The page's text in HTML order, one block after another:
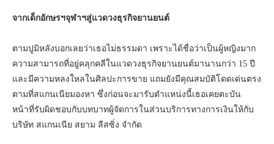
จากเด็กอักษรฯจุฬาฯสู่แวดวงธุรกิจยานยนต์
ตามปูมิหลังบอกเลยว่าเธอไม่ธรรมดา เพราะได้ชื่อว่าเป็นผู้หญิงมาก
ความสามารถที่อยู่คลุกคลีในแวดวงธุรกิจยานยนต์มานานกว่า 15 ปี
และมีความหลงใหลในศิลปะการขาย แถมยังมีคุณสมบัติโดดเด่นตรง
ตามที่สแกนเนียมองหา ซึ่งก่อนจะมารับตำแหน่งนี้เธอเคยตะบัน
หน้าที่รับผิดชอบกับบทบาทผู้จัดการในส่วนบริการทางการเงินให้กับ
บริษัท สแกนเนีย สยาม ลีสซิ่ง จำกัด